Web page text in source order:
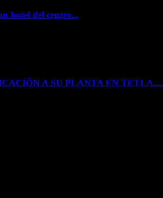
hotel del centro...
A SU PLANTA EN TETLA,...